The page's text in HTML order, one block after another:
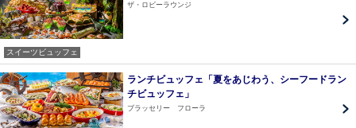
ザ・ロビーラウンジ
スイーツビュッフェ
ランチビュッフェ「夏をあじわう、シーフードラン
チビュッフェ」
ブラッセリー フローラ